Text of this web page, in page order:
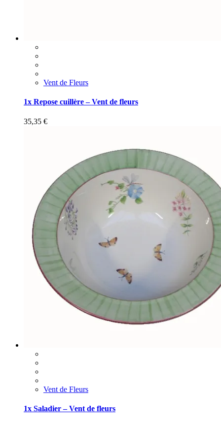
Vent de Fleurs
1x Repose cuillère – Vent de fleurs
35,35 €
Vent de Fleurs
1x Saladier – Vent de fleurs